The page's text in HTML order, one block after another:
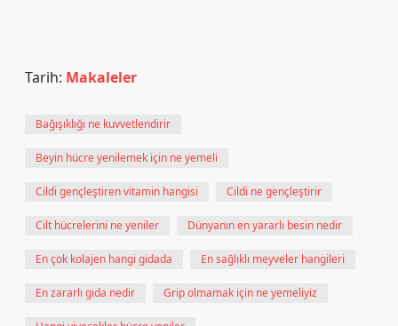
Tarih: Makaleler
Bağışıklığı ne kuvvetlendirir
Beyin hücre yenilemek için ne yemeli
Cildi gençleştiren vitamin hangisi Cildi ne gençleştirir
Cilt hücrelerini ne yeniler Dünyanın en yararlı besin nedir
En çok kolajen hangi gidada En sağlıklı meyveler hangileri
En zararlı gıda nedir Grip olmamak için ne yemeliyiz